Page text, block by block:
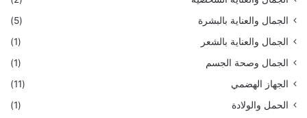
الجمال والعناية بالبشرة
(5)
الجمال والعناية بالشعر
(1)
الجمال وصحة الجسم
(1)
الجهاز الهضمي
(11)
الحمل والولادة
(1)